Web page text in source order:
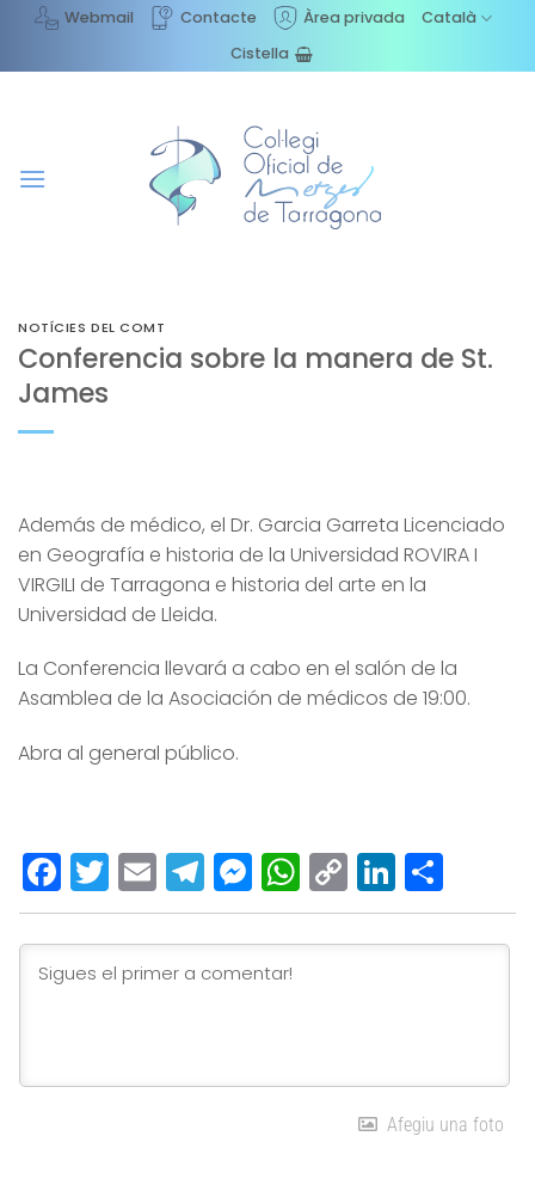
content
Webmail Contacte Àrea privada
Català
Cistella
NOTÍCIES DEL COMT
Conferencia sobre la manera de St.
James
Además de médico, el Dr. Garcia Garreta Licenciado
en Geografía e historia de la Universidad ROVIRA I
VIRGILI de Tarragona e historia del arte en la
Universidad de Lleida.
La Conferencia llevará a cabo en el salón de la
Asamblea de la Asociación de médicos de 19:00.
Abra al general público.
Facebook
Twitter
EmailTelegram
Messenger
WhatsApp
Copy
Link
Afegiu una foto